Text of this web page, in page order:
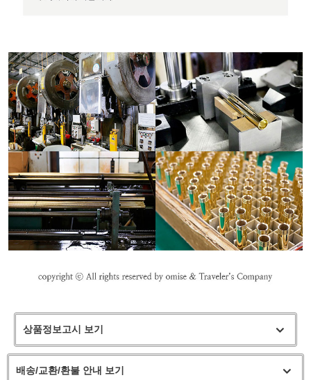
상품정보고시 보기
배송/교환/환불 안내 보기